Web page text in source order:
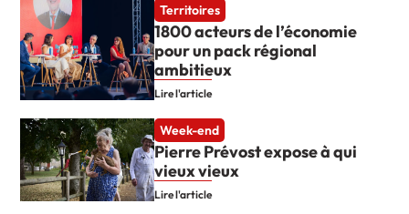
Territoires
1800 acteurs de l’économie
pour un pack régional
ambitieux
Lire l'article
Week-end
Pierre Prévost expose à qui
vieux vieux
Lire l'article